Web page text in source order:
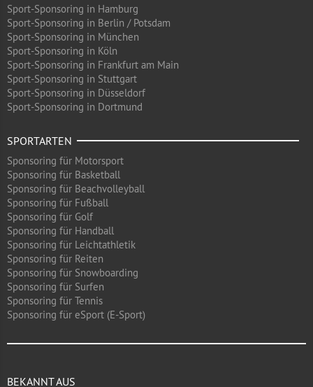
Sport-Sponsoring in Hamburg
Sport-Sponsoring in Berlin / Potsdam
Sport-Sponsoring in München
Sport-Sponsoring in Köln
Sport-Sponsoring in Frankfurt am Main
Sport-Sponsoring in Stuttgart
Sport-Sponsoring in Düsseldorf
Sport-Sponsoring in Dortmund
SPORTARTEN
Sponsoring für Motorsport
Sponsoring für Basketball
Sponsoring für Beachvolleyball
Sponsoring für Fußball
Sponsoring für Golf
Sponsoring für Handball
Sponsoring für Leichtathletik
Sponsoring für Reiten
Sponsoring für Snowboarding
Sponsoring für Surfen
Sponsoring für Tennis
Sponsoring für eSport (E-Sport)
BEKANNT AUS